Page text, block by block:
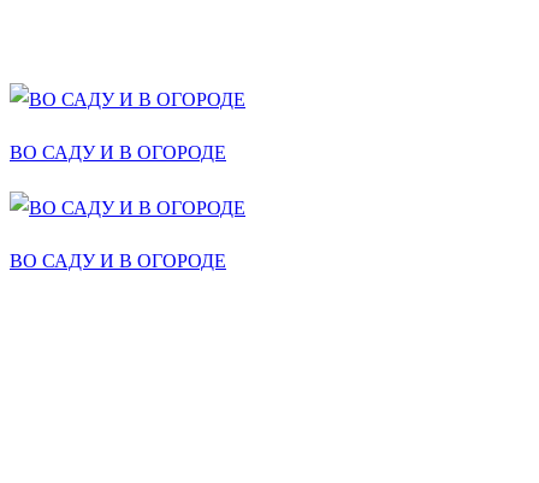
ВО САДУ И В ОГОРОДЕ
ВО САДУ И В ОГОРОДЕ